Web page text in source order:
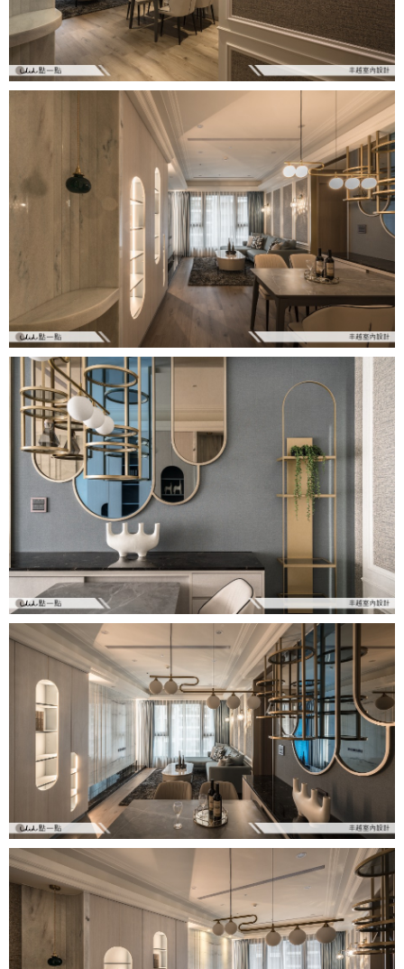
找設計師
如何使用點一點
我要裝潢
裝潢計算機
裝潢進階計算機
裝潢圖紙免費健檢
案例分享
類型
商業空間
辦公室
其他
小坪數
21~30坪
31~50坪
51坪以上
風格
現代
簡約
休閒
預算
150萬以內
151萬~250萬
人氣推薦
設計好手
台北市
新北市
桃園 新竹 竹北
台中
360環景體驗
你家我家 Podcast
虛擬線上裝潢
房屋仲介方案
裝潢輕鬆點
系統櫃
綠建材
居家風水
老屋翻新
全站搜尋
線上賞屋
北部
台北市
徵設計師